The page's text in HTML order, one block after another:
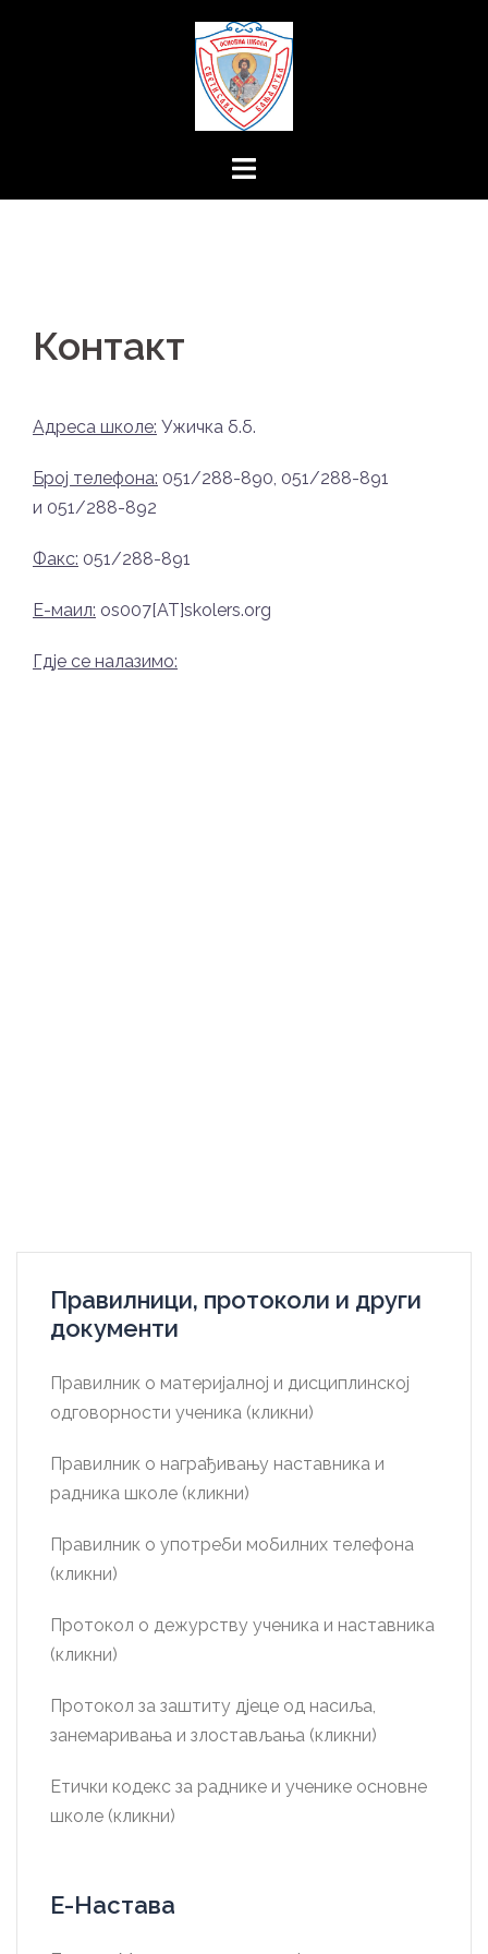
Контакт
Адреса школе: Ужичка б.б.
Број телефона: 051/288-890, 051/288-891
и 051/288-892
Факс: 051/288-891
Е-маил: os007[AT]skolers.org
Гдје се налазимо:
Правилници, протоколи и други
документи
Правилник о материјалној и дисциплинској
одговорности ученика (кликни)
Правилник о награђивању наставника и
радника школе (кликни)
Правилник о употреби мобилних телефона
(кликни)
Протокол о дежурству ученика и наставника
(кликни)
Протокол за заштиту дјеце од насиља,
занемаривања и злостављања (кликни)
Етички кодекс за раднике и ученике основне
школе (кликни)
Е-Настава